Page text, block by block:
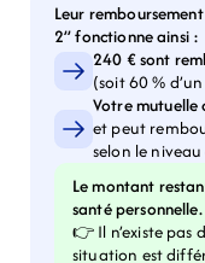
Leur
2” fonctionne ainsi :
240 € sont
(soit 60 %
Votre mutuelle
et peut
selon le
Le montant
santé personnelle.
👉 Il n’existe
situation est